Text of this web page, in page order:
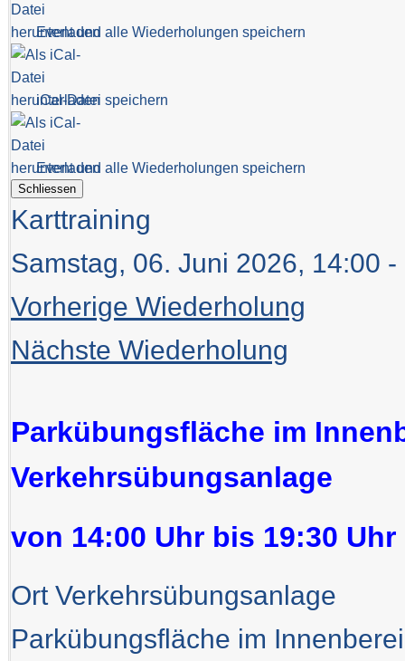
Event und alle Wiederholungen speichern
iCal-Datei speichern
Event und alle Wiederholungen speichern
Schliessen
Karttraining
Samstag, 06. Juni 2026, 14:00 -
Vorherige Wiederholung
Nächste Wiederholung
Parkübungsfläche im
Verkehrsübungsanlage
von 14:00 Uhr bis 19:30
Ort Verkehrsübungsanlage
Parkübungsfläche im